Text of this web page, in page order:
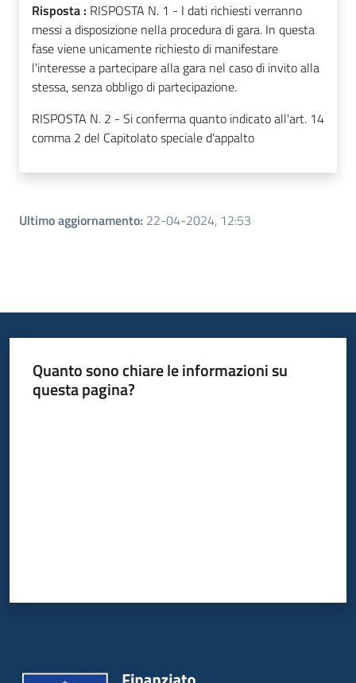
Risposta : RISPOSTA N. 1 - I dati richiesti verranno
messi a disposizione nella procedura di gara. In questa
fase viene unicamente richiesto di manifestare
l'interesse a partecipare alla gara nel caso di invito alla
stessa, senza obbligo di partecipazione.
RISPOSTA N. 2 - Si conferma quanto indicato all'art. 14
comma 2 del Capitolato speciale d'appalto
Ultimo aggiornamento: 22-04-2024, 12:53
Quanto sono chiare le informazioni su
questa pagina?